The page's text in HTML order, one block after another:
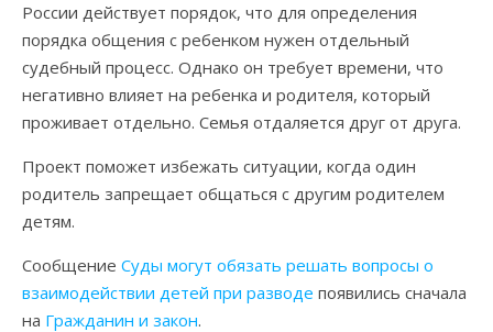
России действует порядок, что для определения
порядка общения с ребенком нужен отдельный
судебный процесс. Однако он требует времени, что
негативно влияет на ребенка и родителя, который
проживает отдельно. Семья отдаляется друг от друга.
Проект поможет избежать ситуации, когда один
родитель запрещает общаться с другим родителем
детям.
Сообщение Суды могут обязать решать вопросы о
взаимодействии детей при разводе появились сначала
на Гражданин и закон.